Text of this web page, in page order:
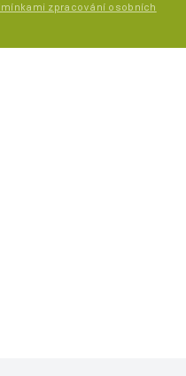
zpracování osobních